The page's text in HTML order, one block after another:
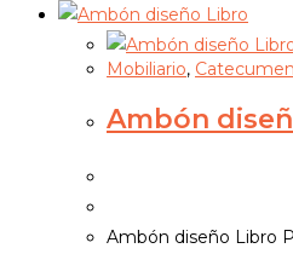
Mobiliario,
Ambón
Ambón diseño Libro